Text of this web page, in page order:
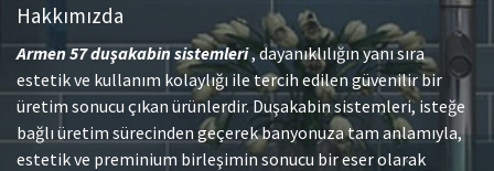
Hakkımızda
Armen 57duşakabin sistemleri, dayanıklılığın yanı sıra
estetik ve kullanım kolaylığı ile tercih edilen güvenilir bir
üretim sonucu çıkan ürünlerdir. Duşakabin sistemleri, isteğe
bağlı üretim sürecinden geçerek banyonuza tam anlamıyla,
estetik ve preminium birleşimin sonucu bir eser olarak